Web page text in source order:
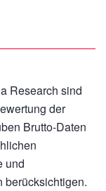
Research sind
der
Brutto-Daten
und
berücksichtigen.